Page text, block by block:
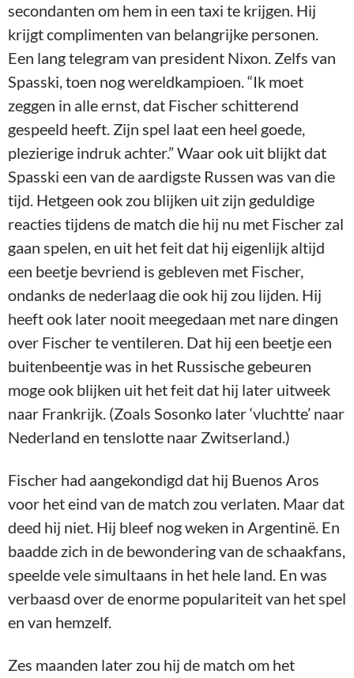
secondanten om hem in een taxi te krijgen. Hij
krijgt complimenten van belangrijke personen.
Een lang telegram van president Nixon. Zelfs van
Spasski, toen nog wereldkampioen. “Ik moet
zeggen in alle ernst, dat Fischer schitterend
gespeeld heeft. Zijn spel laat een heel goede,
plezierige indruk achter.” Waar ook uit blijkt dat
Spasski een van de aardigste Russen was van die
tijd. Hetgeen ook zou blijken uit zijn geduldige
reacties tijdens de match die hij nu met Fischer zal
gaan spelen, en uit het feit dat hij eigenlijk altijd
een beetje bevriend is gebleven met Fischer,
ondanks de nederlaag die ook hij zou lijden. Hij
heeft ook later nooit meegedaan met nare dingen
over Fischer te ventileren. Dat hij een beetje een
buitenbeentje was in het Russische gebeuren
moge ook blijken uit het feit dat hij later uitweek
naar Frankrijk. (Zoals Sosonko later ‘vluchtte’ naar
Nederland en tenslotte naar Zwitserland.)
Fischer had aangekondigd dat hij Buenos Aros
voor het eind van de match zou verlaten. Maar dat
deed hij niet. Hij bleef nog weken in Argentinë. En
baadde zich in de bewondering van de schaakfans,
speelde vele simultaans in het hele land. En was
verbaasd over de enorme populariteit van het spel
en van hemzelf.
Zes maanden later zou hij de match om het